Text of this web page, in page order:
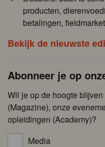
producten,
betalingen,
Bekijk de nieuwste
Abonneer je op
Wil je op de hoogte
(Magazine), onze
opleidingen (Academy)?
Media